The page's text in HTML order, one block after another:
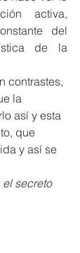
activa,
del
de la
contrastes,
la
así y esta
que
y así se
el secreto